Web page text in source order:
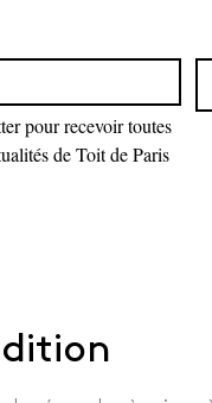
pour recevoir toutes
de Toit de Paris